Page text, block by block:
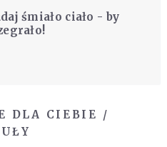
śmiało ciało - by
DLA CIEBIE /